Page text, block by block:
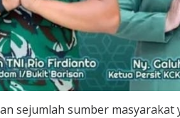
sejumlah sumber masyarakat